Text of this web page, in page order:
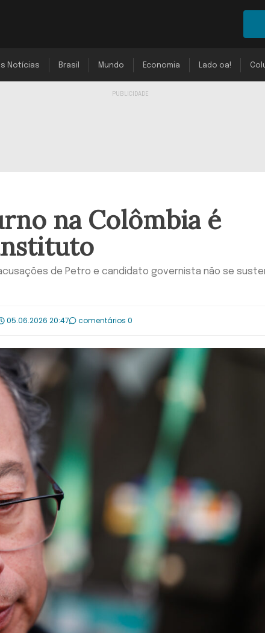
Notícias Brasil Mundo Economia Lado oa!
na Colômbia é
de Petro e candidato governista não se
05.06.2026 20:47 comentários 0